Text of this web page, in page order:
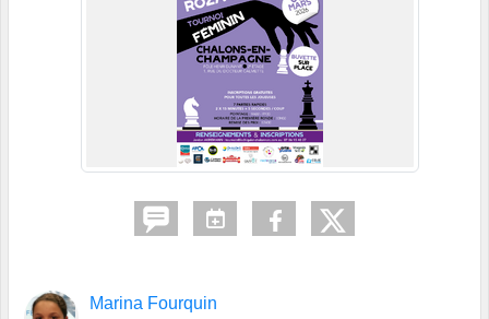
Marina Fourquin